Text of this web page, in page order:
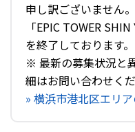
申し訳ございません。
「EPIC TOWER
を終了しております。
※ 最新の募集状況と
細はお問い合わせくだ
» 横浜市港北区エリ